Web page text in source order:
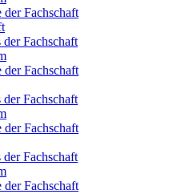
Fachschaft
der Fachschaft
Fachschaft
der Fachschaft
Fachschaft
der Fachschaft
Fachschaft